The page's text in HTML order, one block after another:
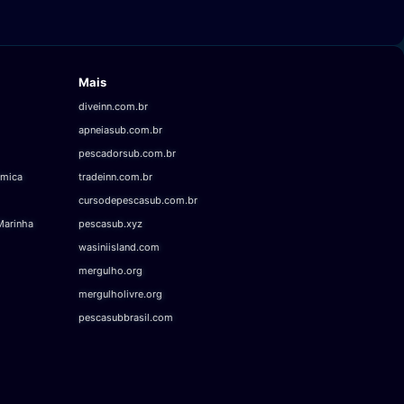
Mais
diveinn.com.br
apneiasub.com.br
pescadorsub.com.br
tradeinn.com.br
cursodepescasub.com.br
pescasub.xyz
wasiniisland.com
mergulho.org
mergulholivre.org
pescasubbrasil.com